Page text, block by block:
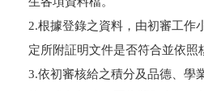
2.根據登錄之資料，由初審工作
定所附証明文件是否符合並依照
3.依初審核給之積分及品德、學